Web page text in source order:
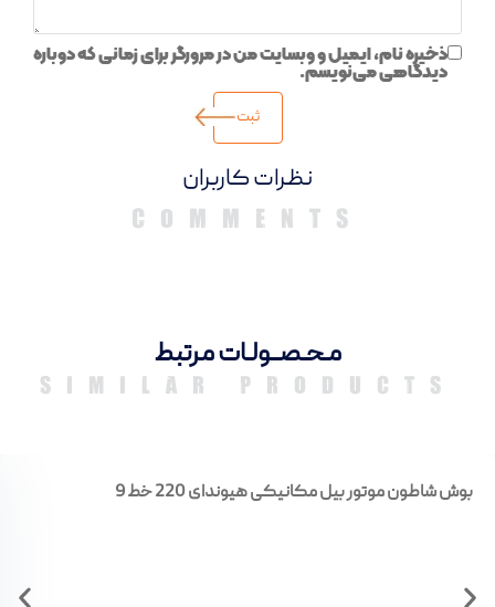
دیدگاهها
ذخیره نام، ایمیل و وبسایت من در مرورگر برای زمانی که دوباره
دیدگاهی می‌نویسم.
مـحـصــولـات مرتبط
SIMILAR PRODUCTS
بوش شاطون موتور بیل مکانیکی هیوندای 220 خط 9